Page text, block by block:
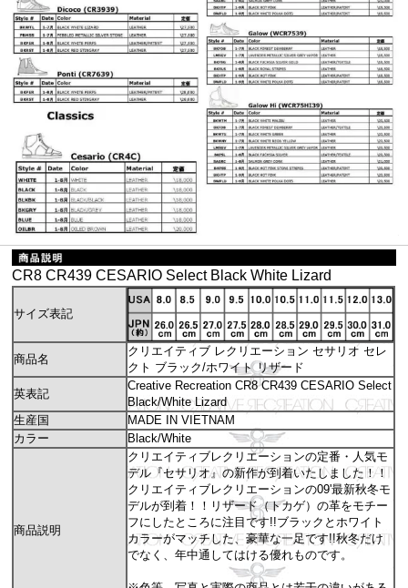
CR8 CR439 CESARIO Select Black White Lizard
サイズ表記
商品名
クリエイティブ レクリエーション セサリオ セレ
クト ブラック/ホワイト リザード
英表記
Creative Recreation CR8 CR439 CESARIO Select
Black/White Lizard
生産国
MADE IN VIETNAM
カラー
Black/White
商品説明
クリエイティブレクリエーションの定番・人気モ
デル『セサリオ』の新作が到着いたしました！！
クリエイティブレクリエーションの09'最新秋冬モ
デルが到着！！リザード（トカゲ）の革をモチー
フにしたところに注目です!!ブラックとホワイト
カラーがマッチした、豪華な一足です!!秋冬だけ
でなく、年中通してはける優れものです。